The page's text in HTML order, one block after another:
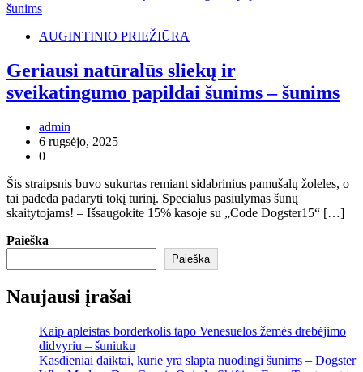
AUGINTINIO PRIEŽIŪRA
Geriausi natūralūs sliekų ir
sveikatingumo papildai šunims – šunims
admin
6 rugsėjo, 2025
0
Šis straipsnis buvo sukurtas remiant sidabrinius pamušalų žoleles, o
tai padeda padaryti tokį turinį. Specialus pasiūlymas šunų
skaitytojams! – Išsaugokite 15% kasoje su „Code Dogster15“ […]
Paieška
Paieška
Naujausi įrašai
Kaip apleistas borderkolis tapo Venesuelos žemės drebėjimo
didvyriu – šuniuku
Kasdieniai daiktai, kurie yra slapta nuodingi šunims – Dogster